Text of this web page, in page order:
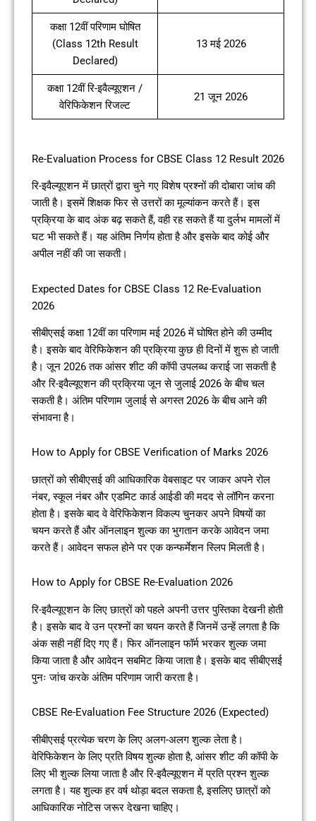
कक्षा 12वीं परिणाम घोषित
(Class 12th Result
Declared)
13 मई 2026
कक्षा 12वीं रि-इवैल्यूएशन /
वेरिफिकेशन रिजल्ट
21 जून 2026
Re-Evaluation Process for CBSE Class 12 Result 2026
रि-इवैल्यूएशन में छात्रों द्वारा चुने गए विशेष प्रश्नों की दोबारा जांच की
जाती है। इसमें शिक्षक फिर से उत्तरों का मूल्यांकन करते हैं। इस
प्रक्रिया के बाद अंक बढ़ सकते हैं, वही रह सकते हैं या दुर्लभ मामलों में
घट भी सकते हैं। यह अंतिम निर्णय होता है और इसके बाद कोई और
अपील नहीं की जा सकती।
Expected Dates for CBSE Class 12 Re-Evaluation
2026
सीबीएसई कक्षा 12वीं का परिणाम मई 2026 में घोषित होने की उम्मीद
है। इसके बाद वेरिफिकेशन की प्रक्रिया कुछ ही दिनों में शुरू हो जाती
है। जून 2026 तक आंसर शीट की कॉपी उपलब्ध कराई जा सकती है
और रि-इवैल्यूएशन की प्रक्रिया जून से जुलाई 2026 के बीच चल
सकती है। अंतिम परिणाम जुलाई से अगस्त 2026 के बीच आने की
संभावना है।
How to Apply for CBSE Verification of Marks 2026
छात्रों को सीबीएसई की आधिकारिक वेबसाइट पर जाकर अपने रोल
नंबर, स्कूल नंबर और एडमिट कार्ड आईडी की मदद से लॉगिन करना
होता है। इसके बाद वे वेरिफिकेशन विकल्प चुनकर अपने विषयों का
चयन करते हैं और ऑनलाइन शुल्क का भुगतान करके आवेदन जमा
करते हैं। आवेदन सफल होने पर एक कन्फर्मेशन स्लिप मिलती है।
How to Apply for CBSE Re-Evaluation 2026
रि-इवैल्यूएशन के लिए छात्रों को पहले अपनी उत्तर पुस्तिका देखनी होती
है। इसके बाद वे उन प्रश्नों का चयन करते हैं जिनमें उन्हें लगता है कि
अंक सही नहीं दिए गए हैं। फिर ऑनलाइन फॉर्म भरकर शुल्क जमा
किया जाता है और आवेदन सबमिट किया जाता है। इसके बाद सीबीएसई
पुनः जांच करके अंतिम परिणाम जारी करता है।
CBSE Re-Evaluation Fee Structure 2026 (Expected)
सीबीएसई प्रत्येक चरण के लिए अलग-अलग शुल्क लेता है।
वेरिफिकेशन के लिए प्रति विषय शुल्क होता है, आंसर शीट की कॉपी के
लिए भी शुल्क लिया जाता है और रि-इवैल्यूएशन में प्रति प्रश्न शुल्क
लगता है। यह शुल्क हर वर्ष थोड़ा बदल सकता है, इसलिए छात्रों को
आधिकारिक नोटिस जरूर देखना चाहिए।